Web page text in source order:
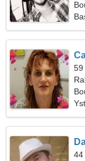
59
44